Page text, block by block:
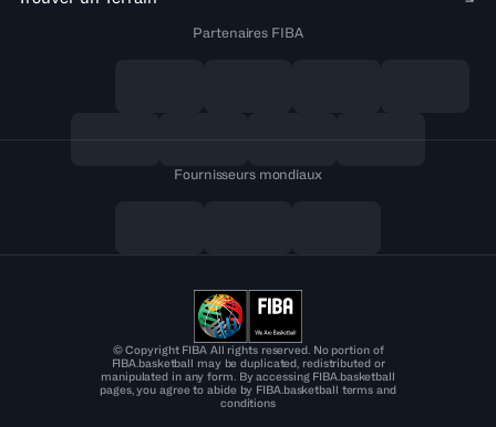
Partenaires FIBA
Fournisseurs mondiaux
© Copyright FIBA All rights reserved. No portion of
FIBA.basketball may be duplicated, redistributed or
manipulated in any form. By accessing FIBA.basketball
pages, you agree to abide by FIBA.basketball terms and
conditions